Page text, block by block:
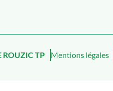
ROUZIC TP Mentions légales